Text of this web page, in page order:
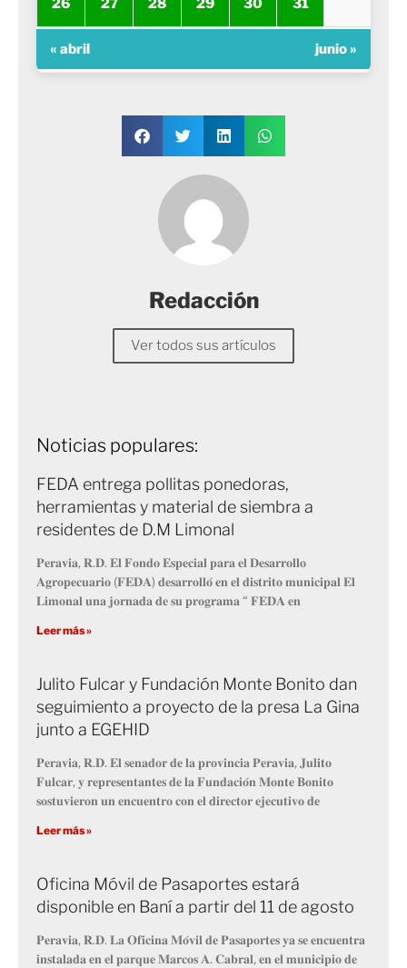
26 27 28 29 30 31
« abril junio »
Redacción
Ver todos sus artículos
Noticias populares:
FEDA entrega pollitas ponedoras,
herramientas y material de siembra a
residentes de D.M Limonal
𝐏𝐞𝐫𝐚𝐯𝐢𝐚, 𝐑.𝐃. 𝐄𝐥 𝐅𝐨𝐧𝐝𝐨 𝐄𝐬𝐩𝐞𝐜𝐢𝐚𝐥 𝐩𝐚𝐫𝐚 𝐞𝐥 𝐃𝐞𝐬𝐚𝐫𝐫𝐨𝐥𝐥𝐨
𝐀𝐠𝐫𝐨𝐩𝐞𝐜𝐮𝐚𝐫𝐢𝐨 (𝐅𝐄𝐃𝐀) 𝐝𝐞𝐬𝐚𝐫𝐫𝐨𝐥𝐥𝐨́ 𝐞𝐧 𝐞𝐥 𝐝𝐢𝐬𝐭𝐫𝐢𝐭𝐨 𝐦𝐮𝐧𝐢𝐜𝐢𝐩𝐚𝐥 𝐄𝐥
𝐋𝐢𝐦𝐨𝐧𝐚𝐥 𝐮𝐧𝐚 𝐣𝐨𝐫𝐧𝐚𝐝𝐚 𝐝𝐞 𝐬𝐮 𝐩𝐫𝐨𝐠𝐫𝐚𝐦𝐚 “ 𝐅𝐄𝐃𝐀 𝐞𝐧
Leer más »
Julito Fulcar y Fundación Monte Bonito dan
seguimiento a proyecto de la presa La Gina
junto a EGEHID
𝐏𝐞𝐫𝐚𝐯𝐢𝐚, 𝐑.𝐃. 𝐄𝐥 𝐬𝐞𝐧𝐚𝐝𝐨𝐫 𝐝𝐞 𝐥𝐚 𝐩𝐫𝐨𝐯𝐢𝐧𝐜𝐢𝐚 𝐏𝐞𝐫𝐚𝐯𝐢𝐚, 𝐉𝐮𝐥𝐢𝐭𝐨
𝐅𝐮𝐥𝐜𝐚𝐫, 𝐲 𝐫𝐞𝐩𝐫𝐞𝐬𝐞𝐧𝐭𝐚𝐧𝐭𝐞𝐬 𝐝𝐞 𝐥𝐚 𝐅𝐮𝐧𝐝𝐚𝐜𝐢𝐨́𝐧 𝐌𝐨𝐧𝐭𝐞 𝐁𝐨𝐧𝐢𝐭𝐨
𝐬𝐨𝐬𝐭𝐮𝐯𝐢𝐞𝐫𝐨𝐧 𝐮𝐧 𝐞𝐧𝐜𝐮𝐞𝐧𝐭𝐫𝐨 𝐜𝐨𝐧 𝐞𝐥 𝐝𝐢𝐫𝐞𝐜𝐭𝐨𝐫 𝐞𝐣𝐞𝐜𝐮𝐭𝐢𝐯𝐨 𝐝𝐞
Leer más »
Oficina Móvil de Pasaportes estará
disponible en Baní a partir del 11 de agosto
𝐏𝐞𝐫𝐚𝐯𝐢𝐚, 𝐑.𝐃. 𝐋𝐚 𝐎𝐟𝐢𝐜𝐢𝐧𝐚 𝐌𝐨́𝐯𝐢𝐥 𝐝𝐞 𝐏𝐚𝐬𝐚𝐩𝐨𝐫𝐭𝐞𝐬 𝐲𝐚 𝐬𝐞 𝐞𝐧𝐜𝐮𝐞𝐧𝐭𝐫𝐚
𝐢𝐧𝐬𝐭𝐚𝐥𝐚𝐝𝐚 𝐞𝐧 𝐞𝐥 𝐩𝐚𝐫𝐪𝐮𝐞 𝐌𝐚𝐫𝐜𝐨𝐬 𝐀. 𝐂𝐚𝐛𝐫𝐚𝐥, 𝐞𝐧 𝐞𝐥 𝐦𝐮𝐧𝐢𝐜𝐢𝐩𝐢𝐨 𝐝𝐞